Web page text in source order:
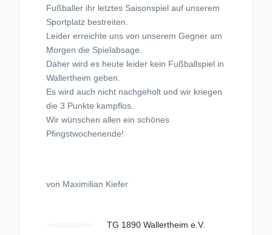
Fußballer ihr letztes Saisonspiel auf unserem
Sportplatz bestreiten.
Leider erreichte uns von unserem Gegner am
Morgen die Spielabsage.
Daher wird es heute leider kein Fußballspiel in
Wallertheim geben.
Es wird auch nicht nachgeholt und wir kriegen
die 3 Punkte kampflos.
Wir wünschen allen ein schönes
Pfingstwochenende!
von Maximilian Kiefer
TG 1890 Wallertheim e.V.